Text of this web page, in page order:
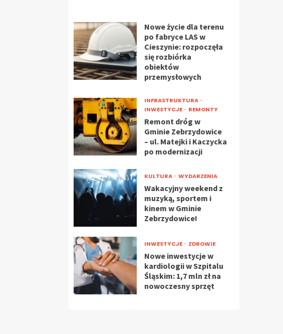
Nowe życie dla terenu
po fabryce LAS w
Cieszynie: rozpoczęła
się rozbiórka
obiektów
przemysłowych
INFRASTRUKTURA
INWESTYCJE
REMONTY
Remont dróg w
Gminie Zebrzydowice
– ul. Matejki i Kaczycka
po modernizacji
KULTURA WYDARZENIA
Wakacyjny weekend z
muzyką, sportem i
kinem w Gminie
Zebrzydowice!
INWESTYCJE ZDROWIE
Nowe inwestycje w
kardiologii w Szpitalu
Śląskim: 1,7 mln zł na
nowoczesny sprzęt